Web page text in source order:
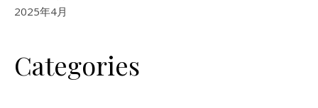
2025年4月
Categories